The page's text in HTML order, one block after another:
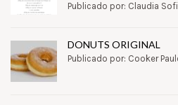
Publicado por: Claudia
DONUTS ORIGINAL
Publicado por: Cooker